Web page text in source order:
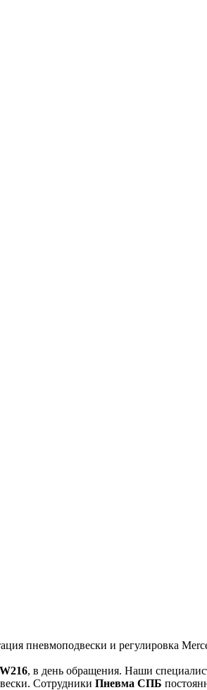
, в день обращения. Наши
Сотрудники Пневма СПБ